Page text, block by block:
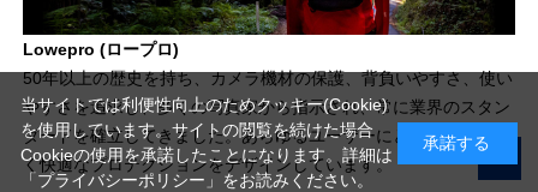
Lowepro (ロープロ)
50年以上の歴史を持ち、カメラ機材の保護、背負いやすさ、使い
やすさを追求し、多くの写真家から指示され、常に業界のスタン
ダードを確立してきました。あらゆるユーザーにとって使いやす
く快適なプロテクションをデザインしています。
当サイトでは利便性向上のためクッキー(Cookie)
を使用しています。サイトの閲覧を続けた場合
Cookieの使用を承諾したことになります。詳細は
「プライバシーポリシー」 をお読みください。
承諾する